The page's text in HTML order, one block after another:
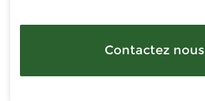
Contactez nous